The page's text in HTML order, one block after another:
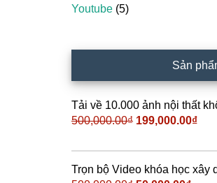
Youtube (5)
Sản
Tải về 10.000 ảnh nội thất
500,000.00₫ Giá
là:
500,000.00₫.
199,000.00₫
tại
là:
Trọn bộ Video khóa học xây